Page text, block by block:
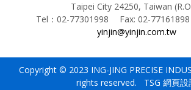
Taipei City 24250, Taiwan
Tel： 02-77301998 Fax: 02-
yinjin@yinjin.com.tw
Copyright © 2023 ING-JING PRECISE
rights reserved. TSG 網頁設